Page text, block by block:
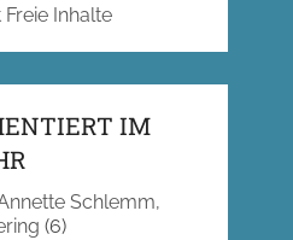
Inhalte
IM
Schlemm,
(6)